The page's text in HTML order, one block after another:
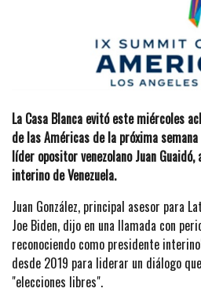
La Casa Blanca evitó este miércoles
de las Américas de la próxima semana
líder opositor venezolano Juan
interino de Venezuela.
Juan González, principal asesor para
Joe Biden, dijo en una llamada con
reconociendo como presidente
desde 2019 para liderar un diálogo
"elecciones libres".